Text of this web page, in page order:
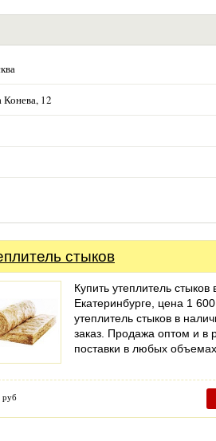
12
стыков
Купить утеплитель стыков
Екатеринбурге, цена 1
утеплитель стыков в
заказ. Продажа оптом и в
поставки в любых
руб